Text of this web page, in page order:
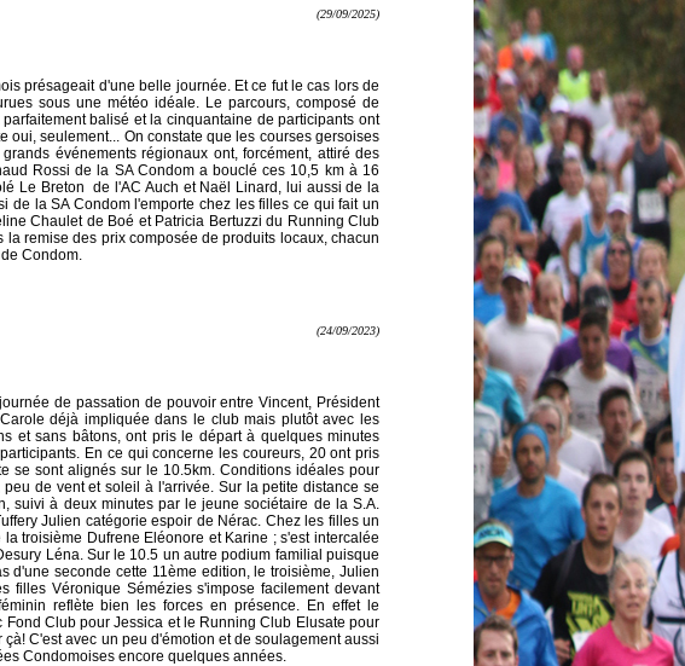
(29/09/2025)
présageait d'une belle journée. Et ce fut le cas lors de
sous une météo idéale. Le parcours, composé de
balisé et la cinquantaine de participants ont
seulement... On constate que les courses gersoises
événements régionaux ont, forcément, attiré des
Rossi de la SA Condom a bouclé ces 10,5 km à 16
Le Breton de l'AC Auch et Naël Linard, lui aussi de la
de la SA Condom l'emporte chez les filles ce qui fait un
Chaulet de Boé et Patricia Bertuzzi du Running Club
remise des prix composée de produits locaux, chacun
Condom.
(24/09/2023)
de passation de pouvoir entre Vincent, Président
déjà impliquée dans le club mais plutôt avec les
et sans bâtons, ont pris le départ à quelques minutes
En ce qui concerne les coureurs, 20 ont pris
se sont alignés sur le 10.5km. Conditions idéales pour
de vent et soleil à l'arrivée. Sur la petite distance se
suivi à deux minutes par le jeune sociétaire de la S.A.
Julien catégorie espoir de Nérac. Chez les filles un
troisième Dufrene Eléonore et Karine ; s'est intercalée
Léna. Sur le 10.5 un autre podium familial puisque
d'une seconde cette 11ème edition, le troisième, Julien
filles Véronique Sémézies s'impose facilement devant
reflète bien les forces en présence. En effet le
Club pour Jessica et le Running Club Elusate pour
C'est avec un peu d'émotion et de soulagement aussi
Condomoises encore quelques années.